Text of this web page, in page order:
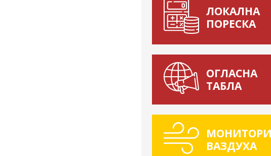
ЛОКАЛНА
ПОРЕСКА
ОГЛАСНА
ТАБЛА
ВАЗДУХА